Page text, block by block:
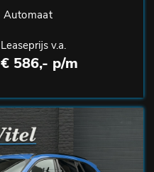
Automaat
Leaseprijs v.a.
€ 586,- p/m